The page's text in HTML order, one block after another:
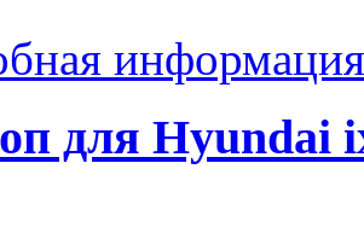
информация
для Hyundai